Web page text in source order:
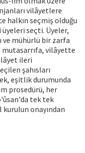
vilâyetlere
halkın seçmiş olduğu
seçti. Üyeler,
ve mü­hürlü bir zarfa
mutasarrıfa, vilâyette
ileri
şahısları
eşitlik durumun­da
prosedürü, her
tek tek
onayından